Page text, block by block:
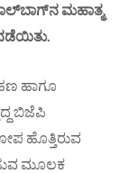
ಮಹಾತ್ಮ
ಹಾಗೂ
ಬಿಜೆಪಿ
ಹೊತ್ತಿರುವ
ಮೂಲಕ